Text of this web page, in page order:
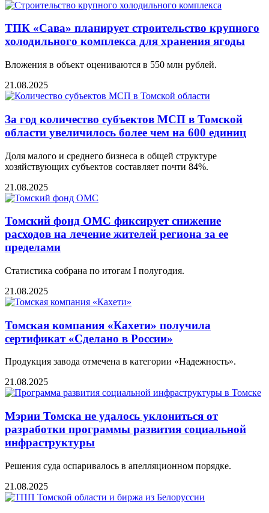
ТПК «Сава» планирует строительство крупного
холодильного комплекса для хранения ягоды
Вложения в объект оцениваются в 550 млн рублей.
21.08.2025
За год количество субъектов МСП в Томской
области увеличилось более чем на 600 единиц
Доля малого и среднего бизнеса в общей структуре
хозяйствующих субъектов составляет почти 84%.
21.08.2025
Томский фонд ОМС фиксирует снижение
расходов на лечение жителей региона за ее
пределами
Статистика собрана по итогам I полугодия.
21.08.2025
Томская компания «Кахети» получила
сертификат «Сделано в России»
Продукция завода отмечена в категории «Надежность».
21.08.2025
Мэрии Томска не удалось уклониться от
разработки программы развития социальной
инфраструктуры
Решения суда оспаривалось в апелляционном порядке.
21.08.2025